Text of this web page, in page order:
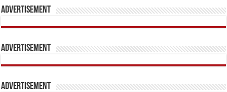
Advertisement
Advertisement
Advertisement